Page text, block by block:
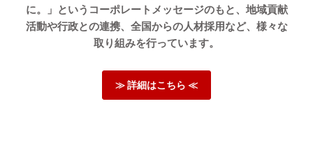
所の壁に設置され、収納としてスッキリ活用いただけてい
るご様子を伺い、大変うれしく思います。今後ともどうぞ
よろしくお願いいたします。
に。」というコーポレートメッセージのもと、地域貢献
活動や行政との連携、全国からの人材採用など、様々な
取り組みを行っています。
≫ 詳細はこちら ≪